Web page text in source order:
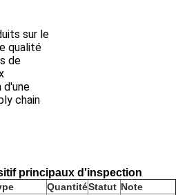
sur le
qualité
de
d'une
chain
principaux d'inspection
QuantitéStatut Note